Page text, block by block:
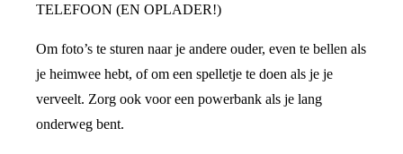
TELEFOON (EN OPLADER!)
Om foto’s te sturen naar je andere ouder, even te bellen als
je heimwee hebt, of om een spelletje te doen als je je
verveelt. Zorg ook voor een powerbank als je lang
onderweg bent.